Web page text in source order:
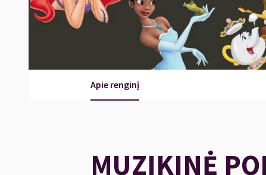
Apie renginį
MUZIKINĖ